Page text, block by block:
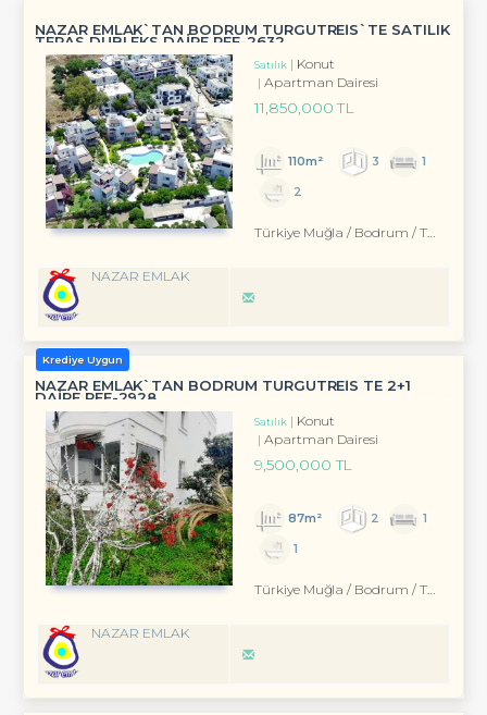
NAZAR EMLAK`TAN BODRUM TURGUTREİS`TE SATILIK
TERAS DUBLEKS DAİRE REF-2632
Satılık
Konut
Apartman Dairesi
11,850,000 TL
110m² 3
1
2
Türkiye Muğla / Bodrum / Turgutreis
NAZAR EMLAK
Krediye Uygun
NAZAR EMLAK`TAN BODRUM TURGUTREİS TE 2+1
DAİRE REF-2928
Satılık
Konut
Apartman Dairesi
9,500,000 TL
87m² 2
1
1
Türkiye Muğla / Bodrum / Turgutreis
NAZAR EMLAK